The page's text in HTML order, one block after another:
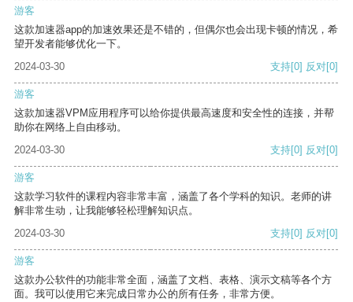
游客
这款加速器app的加速效果还是不错的，但偶尔也会出现卡顿的情况，希
望开发者能够优化一下。
2024-03-30
支持[0] 反对[0]
游客
这款加速器VPM应用程序可以给你提供最高速度和安全性的连接，并帮
助你在网络上自由移动。
2024-03-30
支持[0] 反对[0]
游客
这款学习软件的课程内容非常丰富，涵盖了各个学科的知识。老师的讲
解非常生动，让我能够轻松理解知识点。
2024-03-30
支持[0] 反对[0]
游客
这款办公软件的功能非常全面，涵盖了文档、表格、演示文稿等各个方
面。我可以使用它来完成日常办公的所有任务，非常方便。